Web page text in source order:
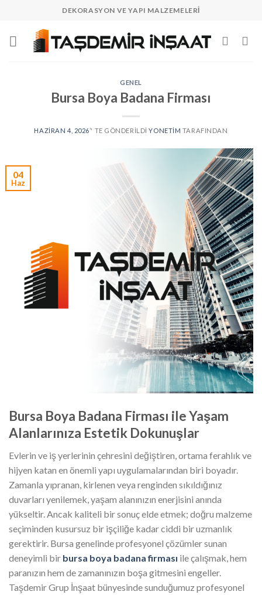
content
DEKORASYON VE YAPI MALZEMELERI
GENEL
Bursa Boya Badana Firması
HAZIRAN 4, 2026’' TE GÖNDERILDI YONETIM TARAFINDAN
04
Haz
Bursa Boya Badana Firması ile Yaşam
Alanlarınıza Estetik Dokunuşlar
Evlerin ve iş yerlerinin çehresini değiştiren, ortama ferahlık ve
hijyen katan en önemli yapı uygulamalarından biri boyadır.
Zamanla yıpranan, kirlenen veya renginden sıkıldığınız
duvarları yenilemek, yaşam alanınızın enerjisini anında
yükseltir. Ancak kaliteli bir sonuç elde etmek; doğru malzeme
seçiminden kusursuz bir işçiliğe kadar ciddi bir uzmanlık
gerektirir. Bursa genelinde profesyonel çözümler sunan
deneyimli bir bursa boya badana firması ile çalışmak, hem
paranızın hem de zamanınızın boşa gitmesini engeller.
Taşdemir Grup İnşaat bünyesinde sunduğumuz profesyonel